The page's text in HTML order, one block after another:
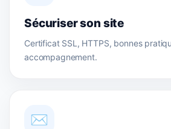
Sécuriser son site
Certificat SSL, HTTPS, bonnes
accompagnement.
✉️